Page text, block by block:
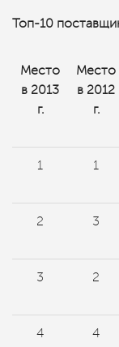
Топ-10
Место
в 2013
г.
Место
в 2012
г.
1 1
2 3
3 2
4 4